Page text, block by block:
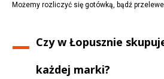
Możemy rozliczyć się gotówką, bądź
Czy wŁopusznie
każdej marki?